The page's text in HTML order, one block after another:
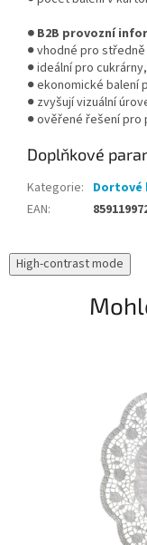
● B2B provozní
● vhodné pro
● ideální pro
● ekonomické balení
● zvyšují vizuální
● ověřené řešení
Doplňkové
Kategorie: Dortové
EAN:
High-contrast mode